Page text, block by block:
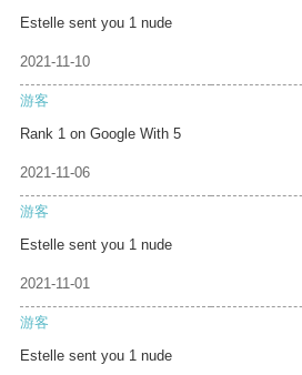
Estelle sent you 1 nude
2021-11-10
游客
Rank 1 on Google With 5
2021-11-06
游客
Estelle sent you 1 nude
2021-11-01
游客
Estelle sent you 1 nude